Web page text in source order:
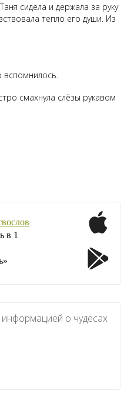
сидела и держала за руку
тепло его души. Из
вспомнилось.
смахнула слёзы рукавом
в 1
о чудесах